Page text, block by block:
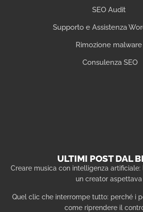
SEO Audit
Supporto e Assistenza
Rimozione malware
Consulenza SEO
ULTIMI POST DAL
Creare musica con intelligenza
un creator aspettava
Quel clic che interrompe tutto: perché i
come riprendere il